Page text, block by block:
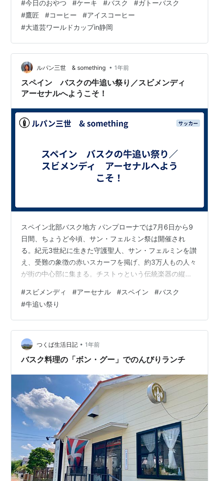
#今日のおやつ #ケーキ #バスク #ガトーバスク
#鷹匠 #コーヒー #アイスコーヒー
#大道芸ワールドカップin静岡
ルパン三世 & something • 1年前
スペイン バスクの牛追い祭り／スビメンディ
アーセナルへようこそ！
スペイン北部バスク地方 パンプローナでは7月6日から9
日間、ちょうど今頃、サン・フェルミン祭は開催され
る。紀元3世紀に生きた守護聖人、サン・フェルミンを讃
え、受難の象徴の赤いスカーフを掲げ、約3万人もの人々
が街の中心部に集まる。チストゥという伝統楽器の縦笛
まりだ！ 中でも１番の出し物は牛追い祭り。 みっしりと
集まった熱きバスクの人々。 ゴールの闘牛場を目指して
全長約850メートルの街なかを、鋭いツノを蓄えた闘牛
たちと3000人もの人々が渾然一体となって、走る、走
る！もし転んだらそのまま突っ伏すという決まりがある
みたいだ。後続の人や牛が危ないので…
#スビメンディ #アーセナル #スペイン #バスク
#牛追い祭り
つくば生活日記 • 1年前
バスク料理の「ボン・グー」でのんびりランチ